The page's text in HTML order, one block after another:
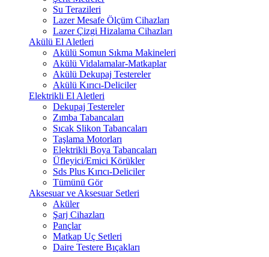
Su Terazileri
Lazer Mesafe Ölçüm Cihazları
Lazer Çizgi Hizalama Cihazları
Akülü El Aletleri
Akülü Somun Sıkma Makineleri
Akülü Vidalamalar-Matkaplar
Akülü Dekupaj Testereler
Akülü Kırıcı-Deliciler
Elektrikli El Aletleri
Dekupaj Testereler
Zımba Tabancaları
Sıcak Slikon Tabancaları
Taşlama Motorları
Elektrikli Boya Tabancaları
Üfleyici/Emici Körükler
Sds Plus Kırıcı-Deliciler
Tümünü Gör
Aksesuar ve Aksesuar Setleri
Aküler
Şarj Cihazları
Pançlar
Matkap Uç Setleri
Daire Testere Bıçakları